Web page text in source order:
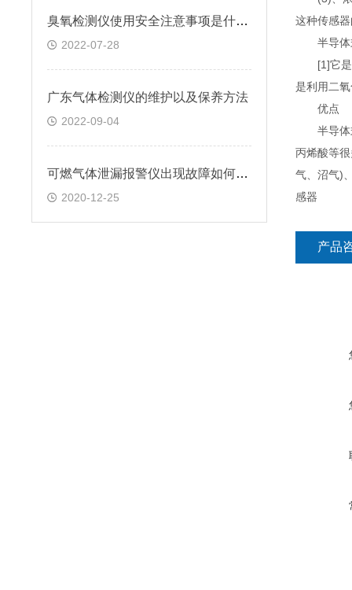
臭氧检测仪使用安全注意事项是什么？
2022-07-28
广东气体检测仪的维护以及保养方法
2022-09-04
可燃气体泄漏报警仪出现故障如何检测?
2020-12-25
这种传感
半导体
[1]它是利
是利用二
优点
半导体式
丙烯酸等
气、沼气)
感器
产品